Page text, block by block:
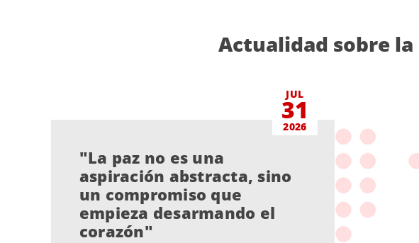
Actualidad sobre
JUL
31
2026
"La paz no es una
aspiración abstracta, sino
un compromiso que
empieza desarmando el
corazón"